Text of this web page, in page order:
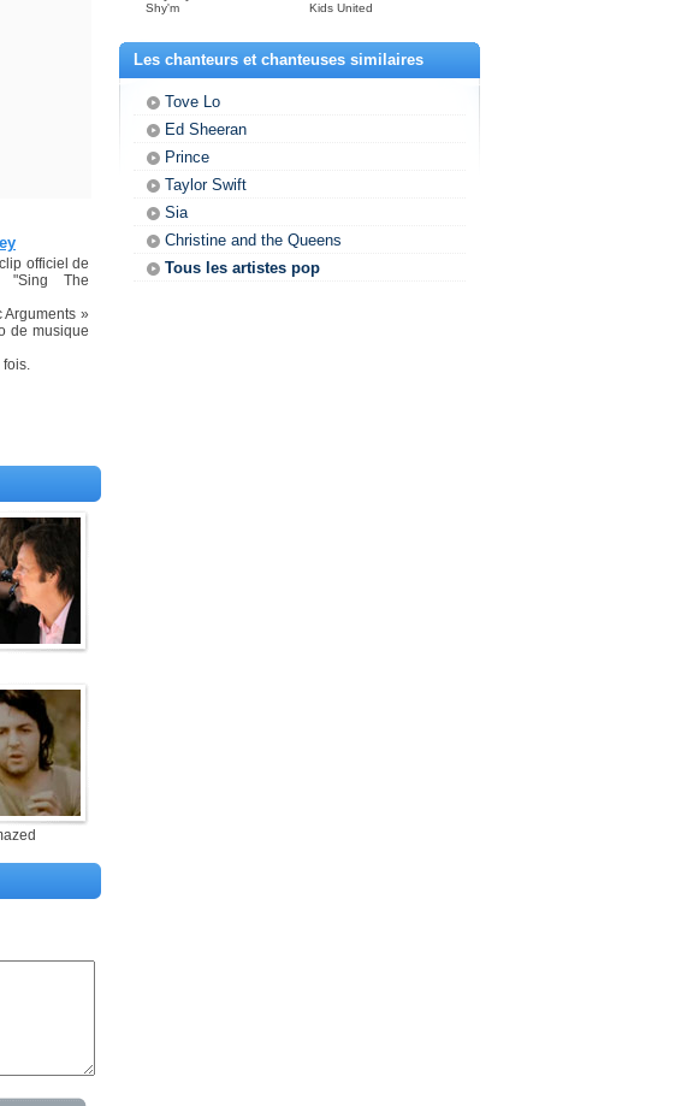
officiel de
"Sing The
Arguments »
de musique
fois.
Shy'm Kids United
Les chanteurs et chanteuses similaires
Tove Lo
Ed Sheeran
Prince
Taylor Swift
Sia
Christine and the Queens
Tous les artistes pop